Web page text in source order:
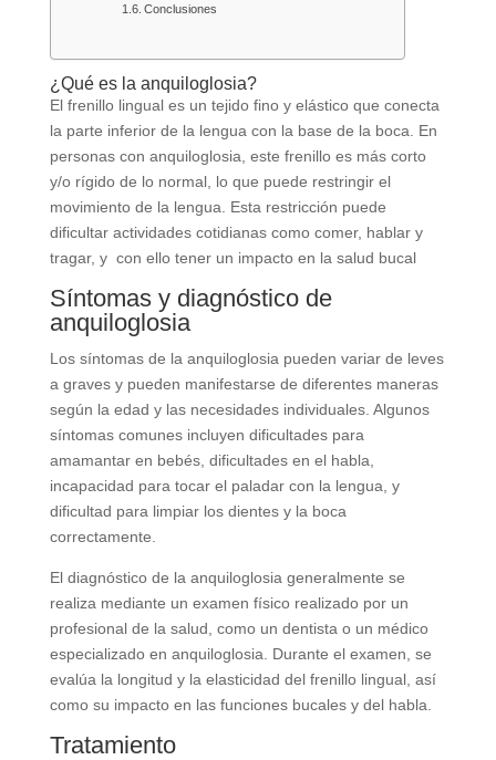
Conclusiones
¿Qué es la anquiloglosia?
El frenillo lingual es un tejido fino y elástico que conecta
la parte inferior de la lengua con la base de la boca. En
personas con anquiloglosia, este frenillo es más corto
y/o rígido de lo normal, lo que puede restringir el
movimiento de la lengua. Esta restricción puede
dificultar actividades cotidianas como comer, hablar y
tragar, y con ello tener un impacto en la salud bucal
Síntomas y diagnóstico de
anquiloglosia
Los síntomas de la anquiloglosia pueden variar de leves
a graves y pueden manifestarse de diferentes maneras
según la edad y las necesidades individuales. Algunos
síntomas comunes incluyen dificultades para
amamantar en bebés, dificultades en el habla,
incapacidad para tocar el paladar con la lengua, y
dificultad para limpiar los dientes y la boca
correctamente.
El diagnóstico de la anquiloglosia generalmente se
realiza mediante un examen físico realizado por un
profesional de la salud, como un dentista o un médico
especializado en anquiloglosia. Durante el examen, se
evalúa la longitud y la elasticidad del frenillo lingual, así
como su impacto en las funciones bucales y del habla.
Tratamiento